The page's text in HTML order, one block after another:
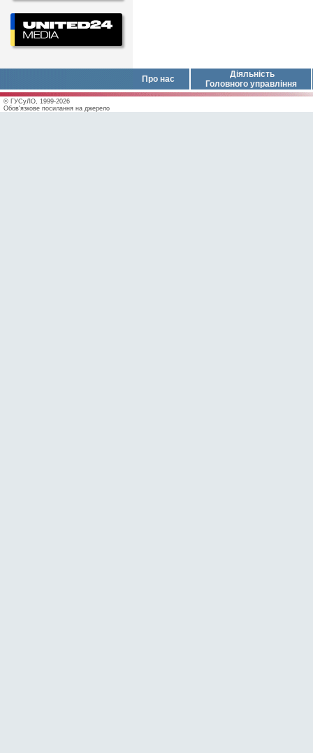
Про нас
Діяльність
Головного управління
© ГУСуЛО, 1999-2026
Обов'язкове посилання на джерело